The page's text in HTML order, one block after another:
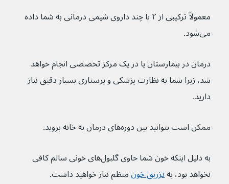
معمولاً ترکیبی از ۲ یا چند داروی شیمی درمانی به شما داده
می‌شود.
درمان در بیمارستان یا در یک مرکز تخصصی انجام خواهد
شد، زیرا شما به نظارت پزشکی و پرستاری بسیار دقیق نیاز
دارید.
ممکن است بتوانید بین دوره‌های درمان به خانه بروید.
به دلیل اینکه خون شما حاوی گلبول‌های خونی سالم کافی
نخواهد بود، به تزریق خون منظم نیاز خواهید داشت.